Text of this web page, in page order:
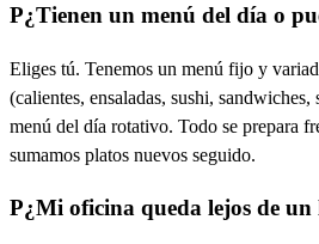
P¿Tienen un menú del día o
Eliges tú. Tenemos un menú fijo y
(calientes, ensaladas, sushi, sandwiches,
menú del día rotativo. Todo se prepara
sumamos platos nuevos seguido.
P¿Mi oficina queda lejos de un